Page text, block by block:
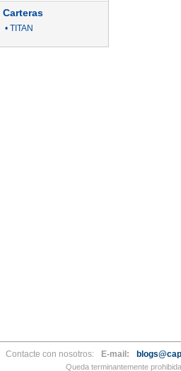
Carteras
• TITAN
Contacte con nosotros: E-mail:
Queda terminantemente